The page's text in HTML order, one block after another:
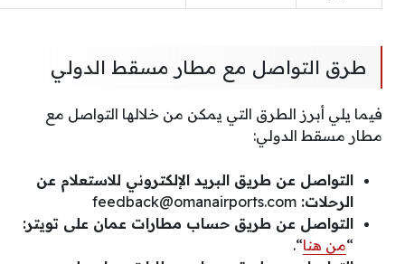
طرق التواصل مع مطار مسقط الدولي
فيما يلي أبرز الطرق التي يمكن من خلالها التواصل مع
مطار مسقط الدولي:
التواصل عن طريق البريد الإلكتروني للاستعلام عن
الرحلات: feedback@omanairports.com
التواصل عن طريق حساب مطارات عمان على تويتر:
“من هنا“.